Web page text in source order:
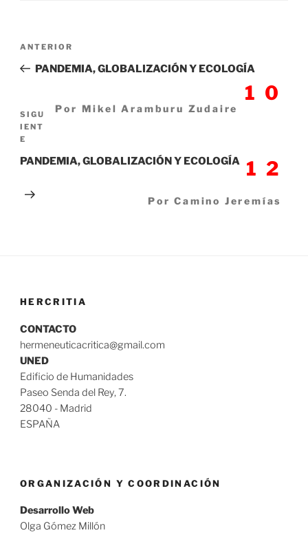
Navegación
entradas
Entrada
anterior:
ANTERIOR
PANDEMIA, GLOBALIZACIÓN Y ECOLOGÍA
10
Por Mikel Aramburu Zudaire
Siguiente
entrada
SIGU
IENT
E
PANDEMIA, GLOBALIZACIÓN Y ECOLOGÍA 12
Por Camino Jeremías
HERCRITIA
CONTACTO
hermeneuticacritica@gmail.com
UNED
Edificio de Humanidades
Paseo Senda del Rey, 7.
28040 - Madrid
ESPAÑA
ORGANIZACIÓN Y COORDINACIÓN
Desarrollo Web
Olga Gómez Millón